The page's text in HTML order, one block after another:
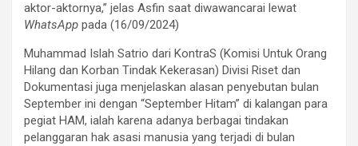
aktor-aktornya,” jelas Asfin saat diwawancarai lewat
WhatsApp pada (16/09/2024)
Muhammad Islah Satrio dari KontraS (Komisi Untuk Orang
Hilang dan Korban Tindak Kekerasan) Divisi Riset dan
Dokumentasi juga menjelaskan alasan penyebutan bulan
September ini dengan “September Hitam” di kalangan para
pegiat HAM, ialah karena adanya berbagai tindakan
pelanggaran hak asasi manusia yang terjadi di bulan